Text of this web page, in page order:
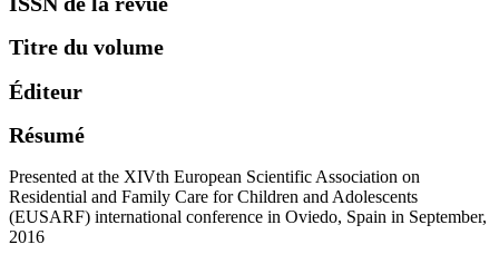
Titre du volume
Éditeur
Résumé
Presented at the XIVth European Scientific Association on
Residential and Family Care for Children and Adolescents
(EUSARF) international conference in Oviedo, Spain in September,
2016